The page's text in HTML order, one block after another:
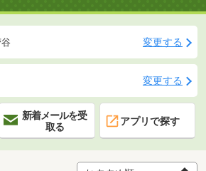
変更する
変更する
新着メールを受
取る
アプリで探す